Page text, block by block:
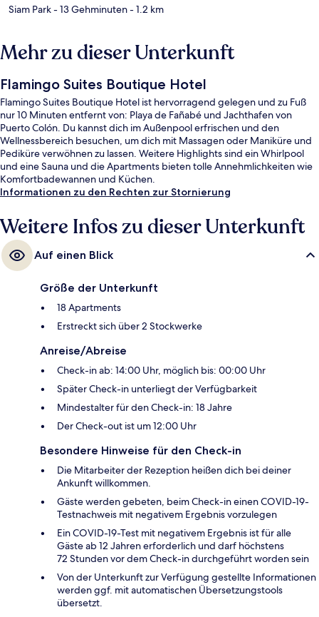
Siam Park- 13 Gehminuten- 1.2 km
Mehr zu dieser Unterkunft
Flamingo Suites Boutique Hotel
Flamingo Suites Boutique Hotel ist hervorragend gelegen und zu Fuß
nur 10 Minuten entfernt von: Playa de Fañabé und Jachthafen von
Puerto Colón. Du kannst dich im Außenpool erfrischen und den
Wellnessbereich besuchen, um dich mit Massagen oder Maniküre und
Pediküre verwöhnen zu lassen. Weitere Highlights sind ein Whirlpool
und eine Sauna und die Apartments bieten tolle Annehmlichkeiten wie
Komfortbadewannen und Küchen.
Informationen zu den Rechten zur Stornierung
Weitere Infos zu dieser Unterkunft
Auf einen Blick
Größe der Unterkunft
18 Apartments
Erstreckt sich über 2 Stockwerke
Anreise/Abreise
Check-in ab: 14:00 Uhr, möglich bis: 00:00 Uhr
Später Check-in unterliegt der Verfügbarkeit
Mindestalter für den Check-in: 18 Jahre
Der Check-out ist um 12:00 Uhr
Besondere Hinweise für den Check-in
Die Mitarbeiter der Rezeption heißen dich bei deiner
Ankunft willkommen.
Gäste werden gebeten, beim Check-in einen COVID-19-
Testnachweis mit negativem Ergebnis vorzulegen
Ein COVID-19-Test mit negativem Ergebnis ist für alle
Gäste ab 12 Jahren erforderlich und darf höchstens
72 Stunden vor dem Check-in durchgeführt worden sein
Von der Unterkunft zur Verfügung gestellte Informationen
werden ggf. mit automatischen Übersetzungstools
übersetzt.